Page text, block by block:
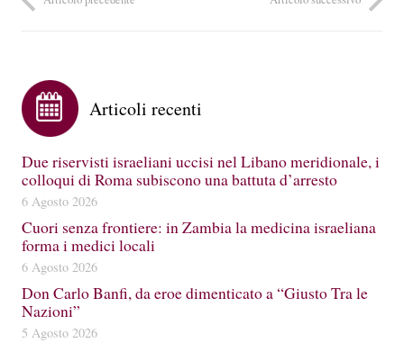
Articoli recenti
Due riservisti israeliani uccisi nel Libano meridionale, i
colloqui di Roma subiscono una battuta d’arresto
6 Agosto 2026
Cuori senza frontiere: in Zambia la medicina israeliana
forma i medici locali
6 Agosto 2026
Don Carlo Banfi, da eroe dimenticato a “Giusto Tra le
Nazioni”
5 Agosto 2026